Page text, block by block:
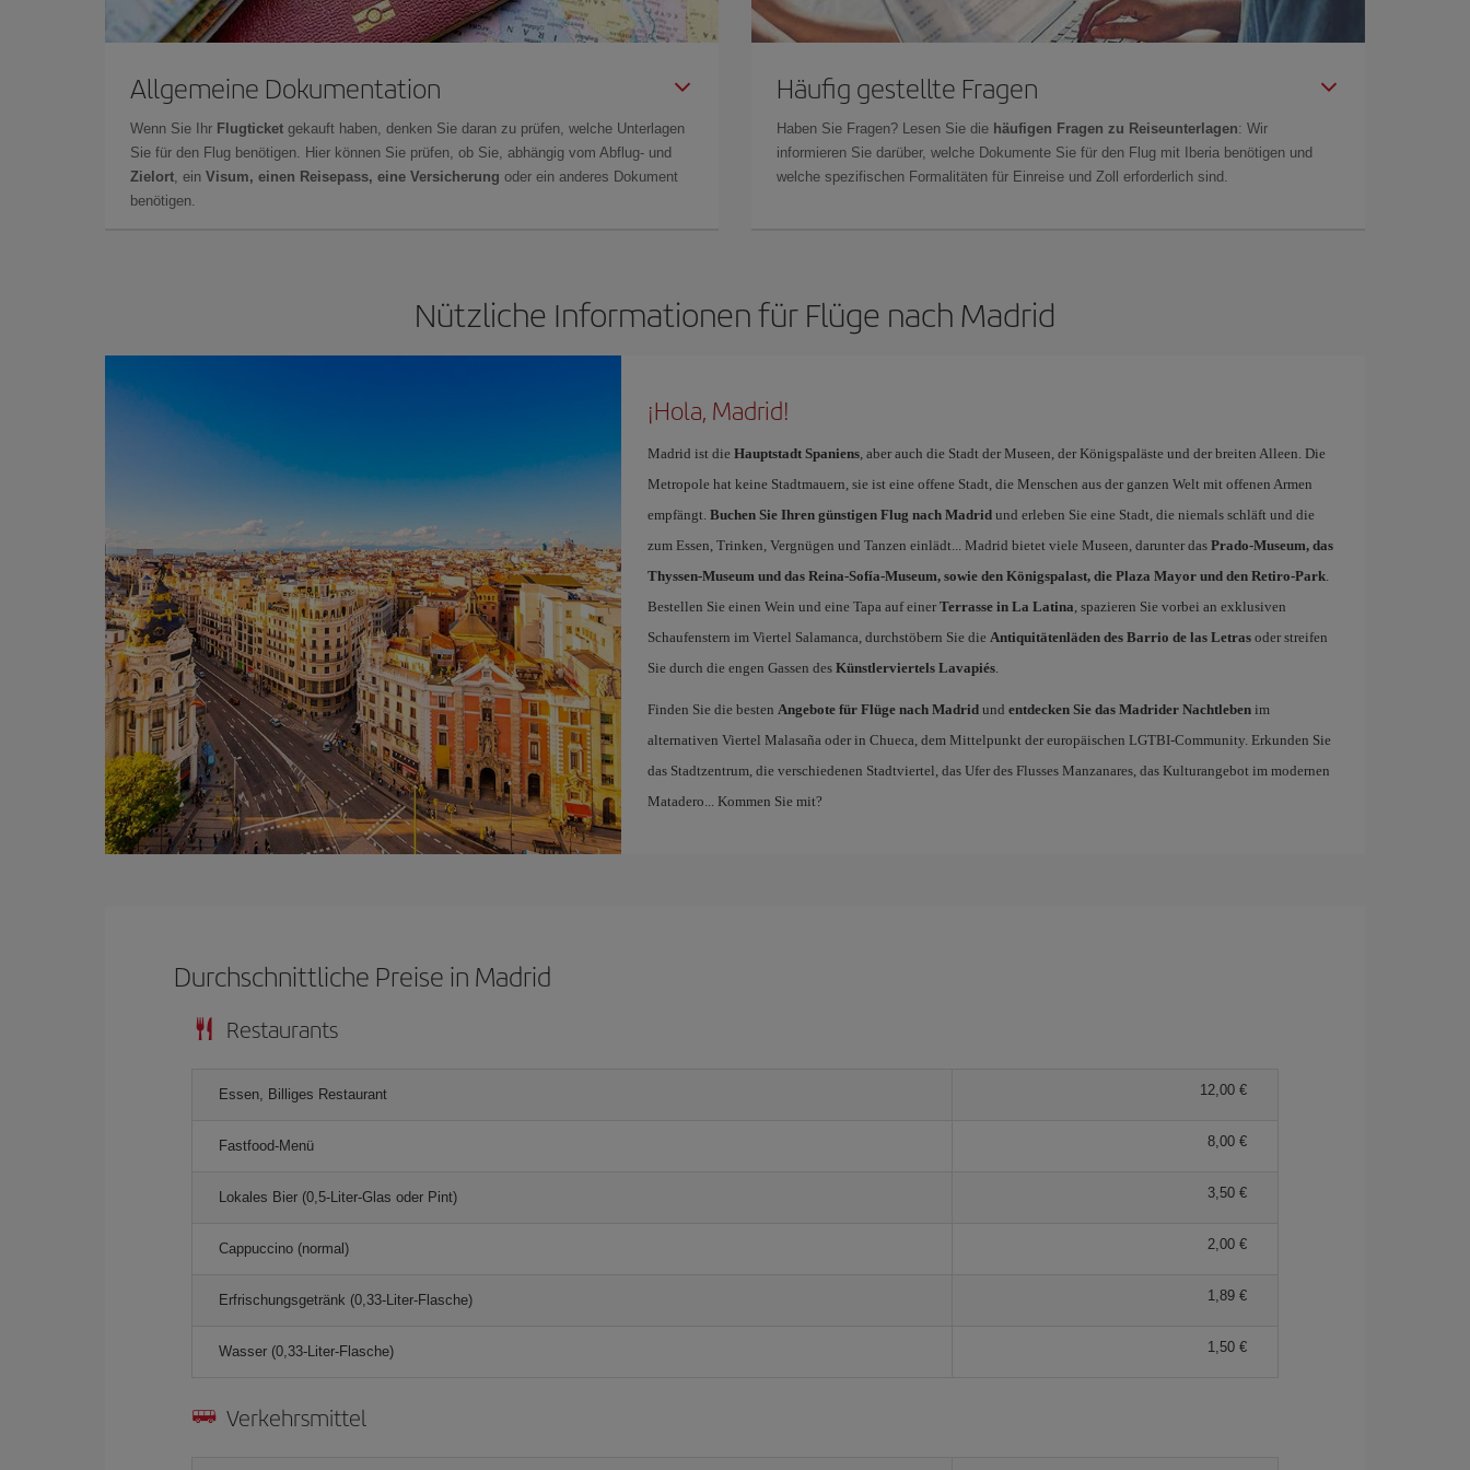
Allgemeine Dokumentation
Wenn Sie Ihr Flugticket gekauft haben, denken Sie daran zu prüfen, welche Unterlagen
Sie für den Flug benötigen. Hier können Sie prüfen, ob Sie, abhängig vom Abflug- und
Zielort, ein Visum, einen Reisepass, eine Versicherung oder ein anderes Dokument
benötigen.
Häufig gestellte Fragen
Haben Sie Fragen? Lesen Sie die häufigen Fragen zu Reiseunterlagen: Wir
informieren Sie darüber, welche Dokumente Sie für den Flug mit Iberia benötigen und
welche spezifischen Formalitäten für Einreise und Zoll erforderlich sind.
Nützliche Informationen für Flüge nach Madrid
¡Hola, Madrid!
Madrid ist die Hauptstadt Spaniens, aber auch die Stadt der Museen, der Königspaläste und der breiten Alleen. Die
Metropole hat keine Stadtmauern, sie ist eine offene Stadt, die Menschen aus der ganzen Welt mit offenen Armen
empfängt. Buchen Sie Ihren günstigen Flug nach Madridund erleben Sie eine Stadt, die niemals schläft und die
zum Essen, Trinken, Vergnügen und Tanzen einlädt... Madrid bietet viele Museen, darunter das Prado-Museum, das
Thyssen-Museum und das Reina-Sofía-Museum, sowie den Königspalast, die Plaza Mayor und den Retiro-Park.
Bestellen Sie einen Wein und eine Tapa auf einer Terrasse in La Latina, spazieren Sie vorbei an exklusiven
Schaufenstern im Viertel Salamanca, durchstöbern Sie die Antiquitätenläden des Barrio de las Letrasoder streifen
Sie durch die engen Gassen des Künstlerviertels Lavapiés.
Finden Sie die besten Angebote für Flüge nach Madridund entdecken Sie das Madrider Nachtlebenim
alternativen Viertel Malasaña oder in Chueca, dem Mittelpunkt der europäischen LGTBI-Community. Erkunden Sie
das Stadtzentrum, die verschiedenen Stadtviertel, das Ufer des Flusses Manzanares, das Kulturangebot im modernen
Matadero... Kommen Sie mit?
Durchschnittliche Preise in Madrid
Restaurants
Essen, Billiges Restaurant 12,00 €
Fastfood-Menü 8,00 €
Lokales Bier (0,5-Liter-Glas oder Pint) 3,50 €
Cappuccino (normal) 2,00 €
Erfrischungsgetränk (0,33-Liter-Flasche) 1,89 €
Wasser (0,33-Liter-Flasche) 1,50 €
Verkehrsmittel